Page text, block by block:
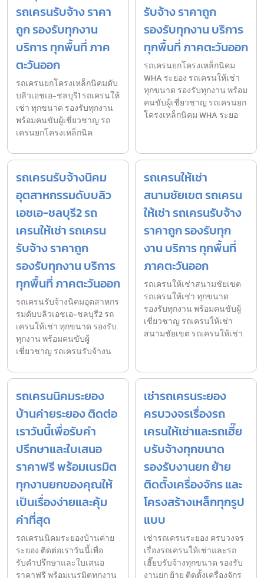
รถเครนรับจ้าง ราคา
ถูก รองรับทุกงาน
บริการ ทุกพื้นที่ ภาค
ตะวันออก
รถเครนยกโครงเหล็กนิคมดับ
บลิวเอชเอ-ชลบุรี1 รถเครนให้
เช่า ทุกขนาด รองรับทุกงาน
พร้อมคนขับผู้เชี่ยวชาญ รถ
เครนยกโครงเหล็กนิค
รับจ้าง ราคาถูก
รองรับทุกงาน บริการ
ทุกพื้นที่ ภาคตะวันออก
รถเครนยกโครงเหล็กนิคม
WHA ระยอง รถเครนให้เช่า
ทุกขนาด รองรับทุกงาน พร้อม
คนขับผู้เชี่ยวชาญ รถเครนยก
โครงเหล็กนิคม WHA ระยอ
รถเครนรับจ้างนิคม
อุตสาหกรรมดับบลิว
เอชเอ-ชลบุรี2 รถ
เครนให้เช่า รถเครน
รับจ้าง ราคาถูก
รองรับทุกงาน บริการ
ทุกพื้นที่ ภาคตะวันออก
รถเครนรับจ้างนิคมอุตสาหกร
รมดับบลิวเอชเอ-ชลบุรี2 รถ
เครนให้เช่า ทุกขนาด รองรับ
ทุกงาน พร้อมคนขับผู้
เชี่ยวชาญ รถเครนรับจ้างน
รถเครนให้เช่า
สนามชัยเขต รถเครน
ให้เช่า รถเครนรับจ้าง
ราคาถูก รองรับทุก
งาน บริการ ทุกพื้นที่
ภาคตะวันออก
รถเครนให้เช่าสนามชัยเขต
รถเครนให้เช่า ทุกขนาด
รองรับทุกงาน พร้อมคนขับผู้
เชี่ยวชาญ รถเครนให้เช่า
สนามชัยเขต รถเครนให้เช่า
รถเครนนิคมระยอง
บ้านค่ายระยอง ติดต่อ
เราวันนี้เพื่อรับคำ
ปรึกษาและใบเสนอ
ราคาฟรี พร้อมเนรมิต
ทุกงานยกของคุณให้
เป็นเรื่องง่ายและคุ้ม
ค่าที่สุด
รถเครนนิคมระยองบ้านค่าย
ระยอง ติดต่อเราวันนี้เพื่อ
รับคำปรึกษาและใบเสนอ
ราคาฟรี พร้อมเนรมิตทุกงาน
เช่ารถเครนระยอง
ครบวงจรเรื่องรถ
เครนให้เช่าและรถเฮี๊ย
บรับจ้างทุกขนาด
รองรับงานยก ย้าย
ติดตั้งเครื่องจักร และ
โครงสร้างเหล็กทุกรูป
แบบ
เช่ารถเครนระยอง ครบวงจร
เรื่องรถเครนให้เช่าและรถ
เฮี๊ยบรับจ้างทุกขนาด รองรับ
งานยก ย้าย ติดตั้งเครื่องจักร